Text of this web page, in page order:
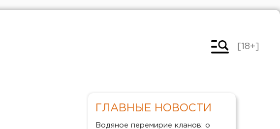
[18+]
ГЛАВНЫЕ НОВОСТИ
Водяное перемирие кланов: о